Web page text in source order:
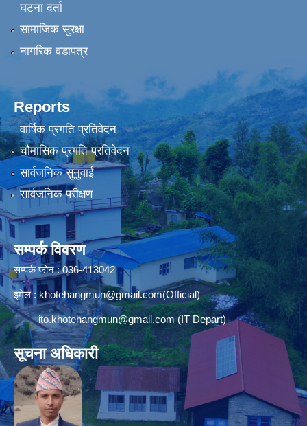
घटना दर्ता
सामाजिक सुरक्षा
नागरिक वडापत्र
Reports
वार्षिक प्रगति प्रतिवेदन
चौमासिक प्रगति प्रतिवेदन
सार्वजनिक सुनुवाई
सार्वजनिक परीक्षण
सम्पर्क विवरण
सम्पर्क फोन : 036-413042
इमेल :khotehangmun@gmail.com(Official)
ito.khotehangmun@gmail.com(IT Depart)
सूचना अधिकारी